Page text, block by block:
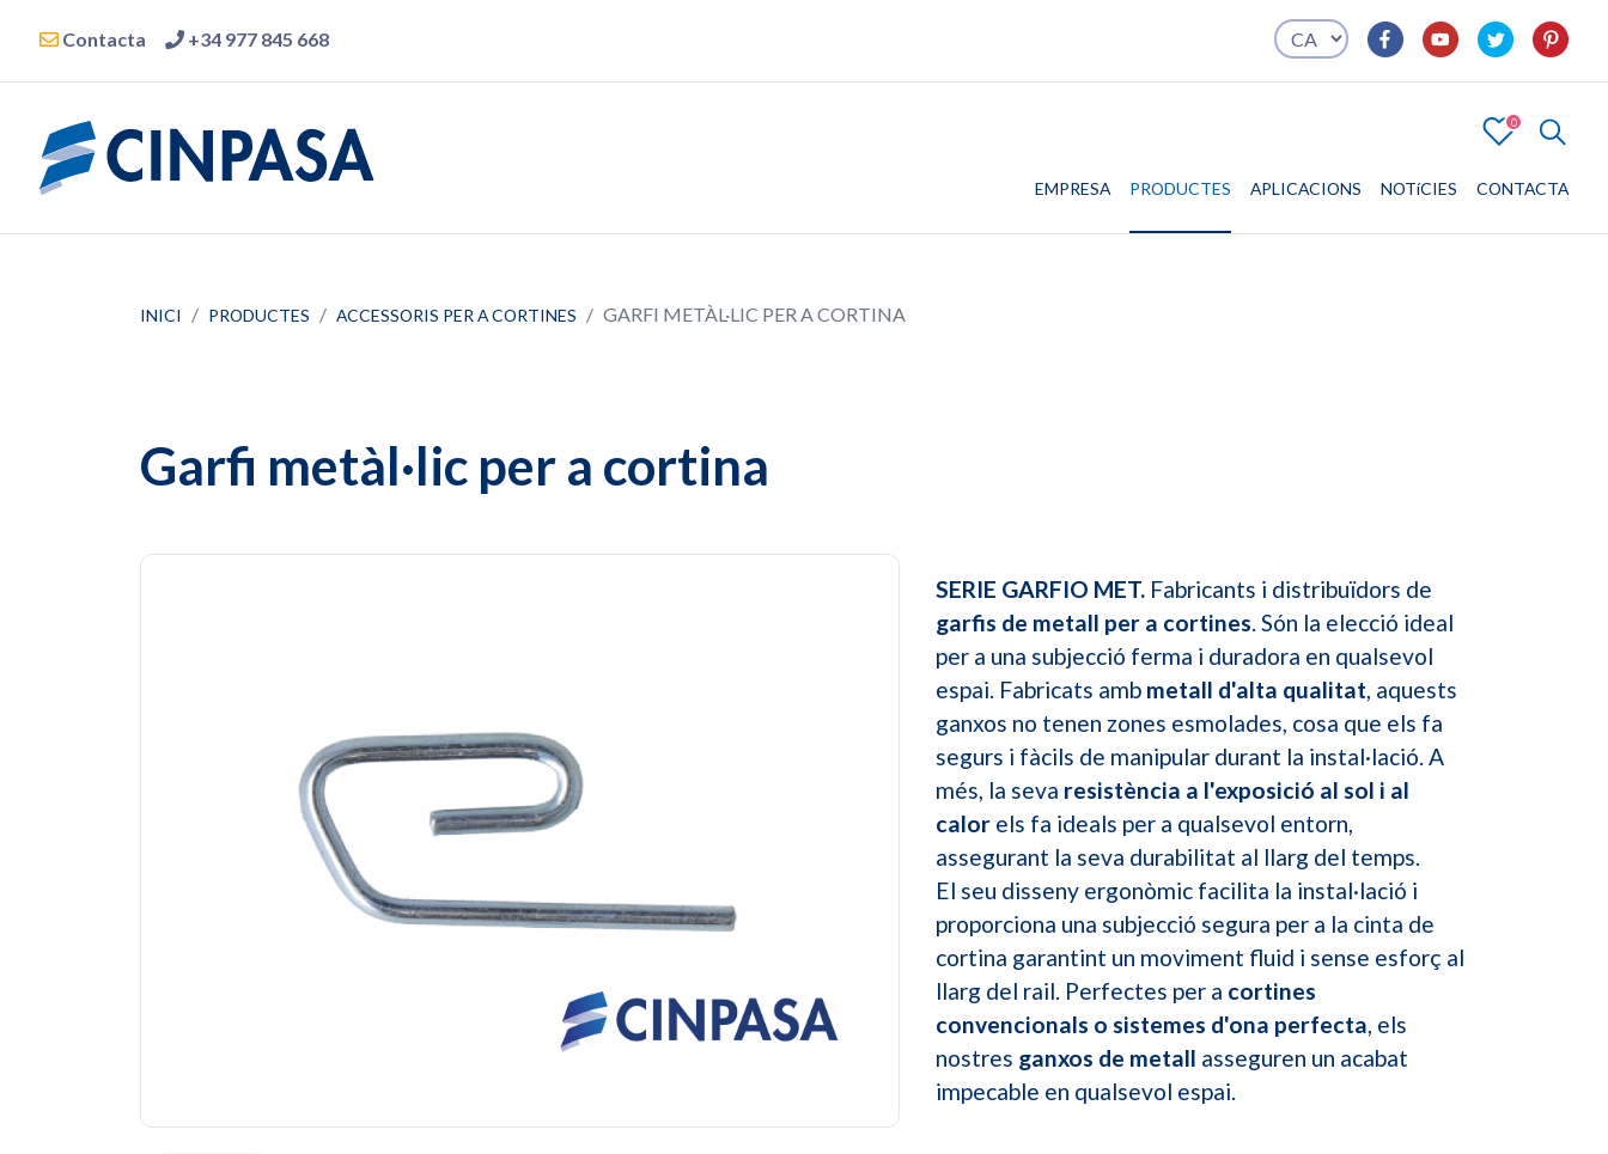
Contacta +34 977 845 668
0
EMPRESA PRODUCTES APLICACIONS NOTíCIES CONTACTA
4
EMPRESA PRODUCTES APLICACIONS CONTACTA
INICI PRODUCTES ACCESSORIS PER A CORTINES GARFI METÀL·LIC PER A CORTINA
Garfi metàl·lic per a cortina
Next
SERIE GARFIO MET. Fabricants i distribuïdors de
garfis de metall per a cortines. Són la elecció ideal
per a una subjecció ferma i duradora en qualsevol
espai. Fabricats amb metall d'alta qualitat, aquests
ganxos no tenen zones esmolades, cosa que els fa
segurs i fàcils de manipular durant la instal·lació. A
més, la seva resistència a l'exposició al sol i al
calor els fa ideals per a qualsevol entorn,
assegurant la seva durabilitat al llarg del temps.
El seu disseny ergonòmic facilita la instal·lació i
proporciona una subjecció segura per a la cinta de
cortina garantint un moviment fluid i sense esforç al
llarg del rail. Perfectes per a cortines
convencionals o sistemes d'ona perfecta, els
nostres ganxos de metall asseguren un acabat
impecable en qualsevol espai.